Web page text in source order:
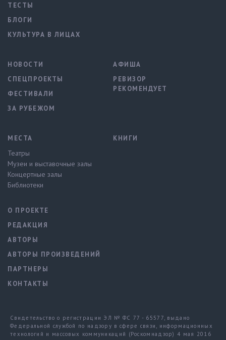
ТЕСТЫ
БЛОГИ
КУЛЬТУРА В ЛИЦАХ
НОВОСТИ
СПЕЦПРОЕКТЫ
ФЕСТИВАЛИ
ЗА РУБЕЖОМ
АФИША
РЕВИЗОР
РЕКОМЕНДУЕТ
МЕСТА
Театры
Музеи и выставочные залы
Концертные залы
Библиотеки
КНИГИ
О ПРОЕКТЕ
РЕДАКЦИЯ
АВТОРЫ
АВТОРЫ ПРОИЗВЕДЕНИЙ
ПАРТНЕРЫ
КОНТАКТЫ
Свидетельство о регистрации ЭЛ № ФС 77 - 65577, выдано
Федеральной службой по надзору в сфере связи, информационных
технологий и массовых коммуникаций (Роскомнадзор) 4 мая 2016